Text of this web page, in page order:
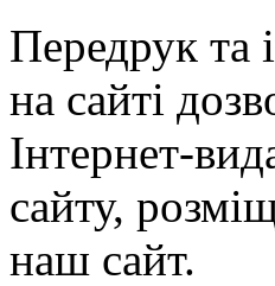
Передрук та
на сайті
Інтернет-
сайту,
наш сайт.